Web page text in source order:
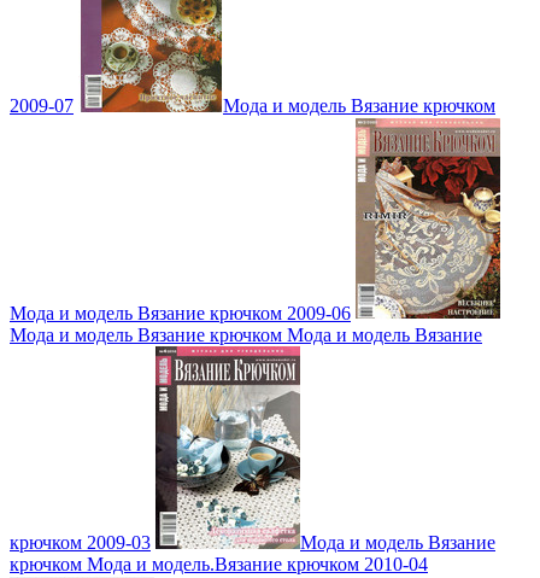
2009-07 Мода и модель Вязание крючком
Мода и модель Вязание крючком 2009-06
Мода и модель Вязание крючком Мода и модель Вязание
крючком 2009-03
Мода и модель Вязание
крючком Мода и модель.Вязание крючком 2010-04